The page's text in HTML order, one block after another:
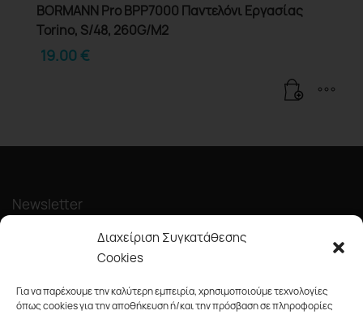
Διαχείριση Συγκατάθεσης
Cookies
Για να παρέχουμε την καλύτερη εμπειρία, χρησιμοποιούμε τεχνολογίες
όπως cookies για την αποθήκευση ή/και την πρόσβαση σε πληροφορίες
BORMANN Pro BPP7000 Παντελόνι Εργασίας
Torino, S/48, 260G/M2
19.00€
Newsletter